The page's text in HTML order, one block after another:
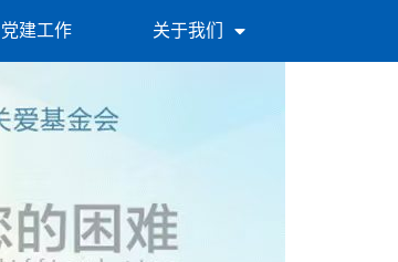
党建工作 关于我们